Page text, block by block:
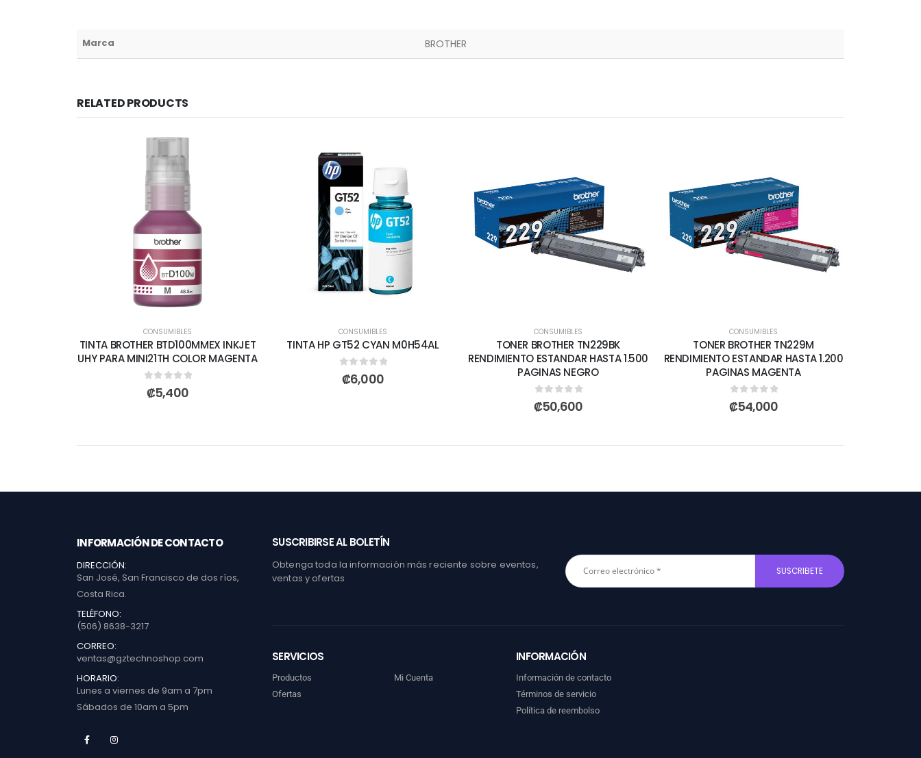
Marca BROTHER
RELATED PRODUCTS
CONSUMIBLES
TINTA BROTHER BTD100MMEX INKJET
UHY PARA MINI21TH COLOR MAGENTA
0out of 5
₡5,400
CONSUMIBLES
TINTA HP GT52 CYAN M0H54AL
0out of 5
₡6,000
CONSUMIBLES
TONER BROTHER TN229BK
RENDIMIENTO ESTANDAR HASTA 1.500
PAGINAS NEGRO
0out of 5
₡50,600
CONSUMIBLES
TONER BROTHER TN229M
RENDIMIENTO ESTANDAR HASTA 1.200
PAGINAS MAGENTA
0out of 5
₡54,000
INFORMACIÓN DE CONTACTO
DIRECCIÓN:
San José, San Francisco de dos ríos,
Costa Rica.
TELÉFONO:
(506) 8638-3217
CORREO:
ventas@gztechnoshop.com
HORARIO:
Lunes a viernes de 9am a 7pm
Sábados de 10am a 5pm
SUSCRIBIRSE AL BOLETÍN
Obtenga toda la información más reciente sobre eventos,
ventas y ofertas
SERVICIOS
Productos
Ofertas
Mi Cuenta
INFORMACIÓN
Información de contacto
Términos de servicio
Política de reembolso